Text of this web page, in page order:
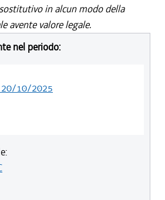
in alcun modo della
avente valore legale.
nel periodo:
10/2025